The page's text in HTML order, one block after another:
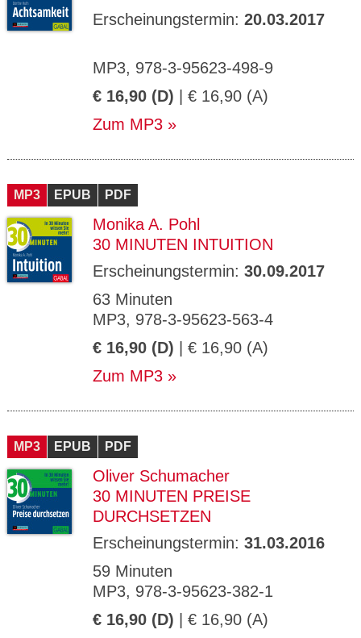
Erscheinungstermin: 20.03.2017
MP3, 978-3-95623-498-9
€ 16,90 (D) | € 16,90 (A)
Zum MP3
MP3 EPUB PDF
Monika A. Pohl
30 MINUTEN INTUITION
Erscheinungstermin: 30.09.2017
63 Minuten
MP3, 978-3-95623-563-4
€ 16,90 (D) | € 16,90 (A)
Zum MP3
MP3 EPUB PDF
Oliver Schumacher
30 MINUTEN PREISE
DURCHSETZEN
Erscheinungstermin: 31.03.2016
59 Minuten
MP3, 978-3-95623-382-1
€ 16,90 (D) | € 16,90 (A)